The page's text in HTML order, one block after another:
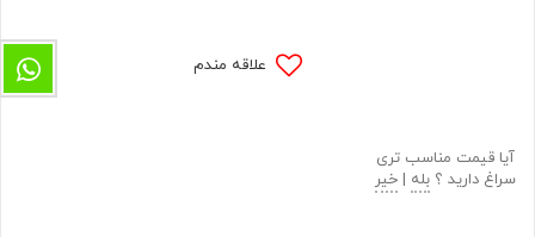
علاقه مندم
آیا قیمت مناسب تری
سراغ دارید ؟ بله | خیر